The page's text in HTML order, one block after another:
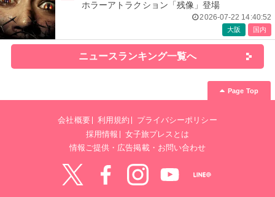
ホラーアトラクション「残像」登場
2026-07-22 14:40:52
大阪 国内
ニュースランキング一覧へ
Page Top
会社概要 利用規約
プライバシーポリシー
採用情報
女子旅プレスとは
情報ご提供・広告掲載・お問い合わせ